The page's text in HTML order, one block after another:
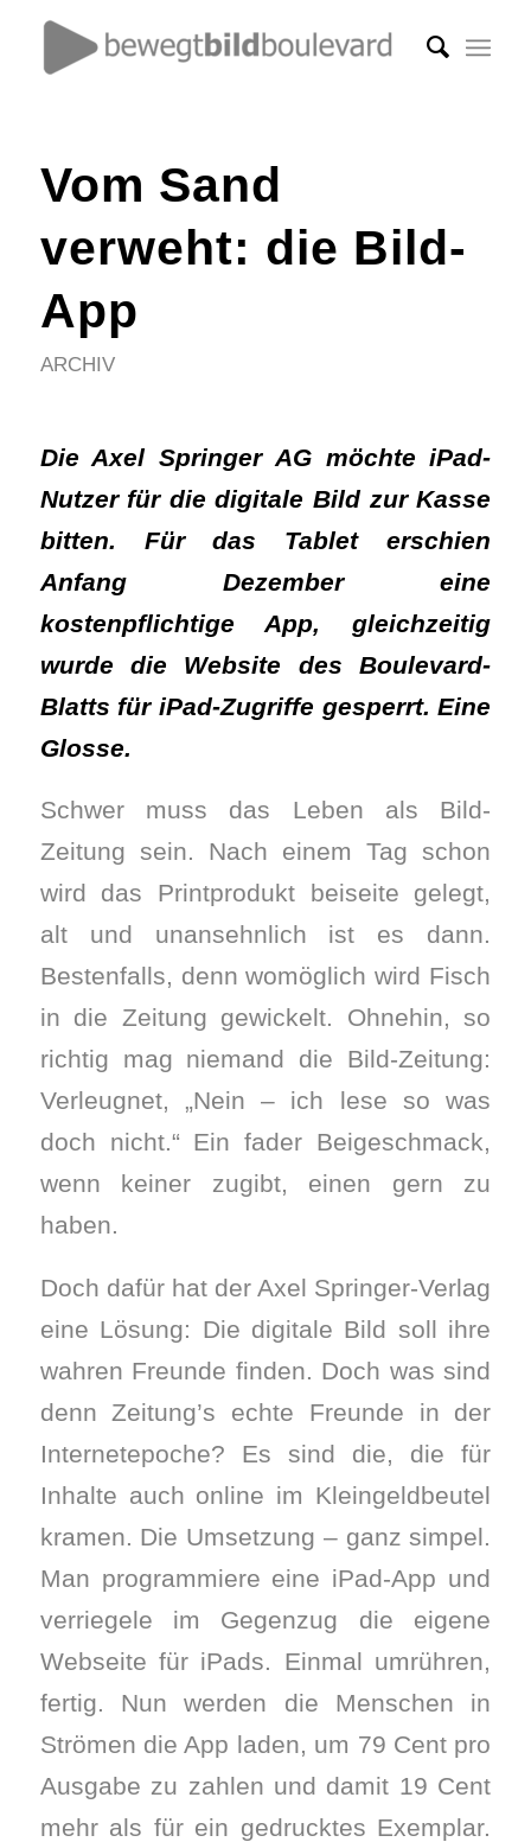
Vom Sand
verweht: die Bild-
App
ARCHIV
Die Axel Springer AG möchte iPad-
Nutzer für die digitale Bild zur Kasse
bitten. Für das Tablet erschien
Anfang Dezember eine
kostenpflichtige App, gleichzeitig
wurde die Website des Boulevard-
Blatts für iPad-Zugriffe gesperrt. Eine
Glosse.
Schwer muss das Leben als Bild-
Zeitung sein. Nach einem Tag schon
wird das Printprodukt beiseite gelegt,
alt und unansehnlich ist es dann.
Bestenfalls, denn womöglich wird Fisch
in die Zeitung gewickelt. Ohnehin, so
richtig mag niemand die Bild-Zeitung:
Verleugnet, „Nein – ich lese so was
doch nicht.“ Ein fader Beigeschmack,
wenn keiner zugibt, einen gern zu
haben.
Doch dafür hat der Axel Springer-Verlag
eine Lösung: Die digitale Bild soll ihre
wahren Freunde finden. Doch was sind
denn Zeitung’s echte Freunde in der
Internetepoche? Es sind die, die für
Inhalte auch online im Kleingeldbeutel
kramen. Die Umsetzung – ganz simpel.
Man programmiere eine iPad-App und
verriegele im Gegenzug die eigene
Webseite für iPads. Einmal umrühren,
fertig. Nun werden die Menschen in
Strömen die App laden, um 79 Cent pro
Ausgabe zu zahlen und damit 19 Cent
mehr als für ein gedrucktes Exemplar.